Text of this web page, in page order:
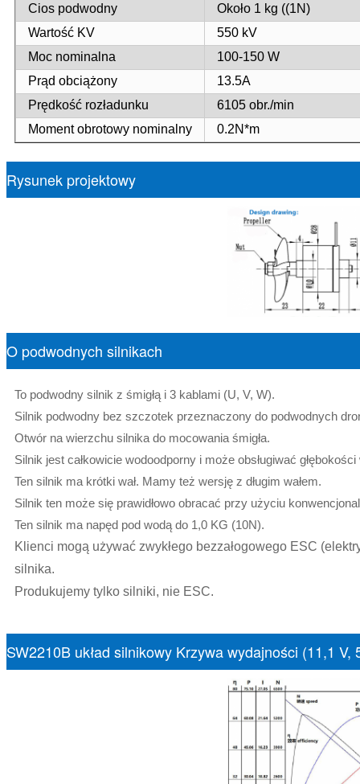
Cios podwodny
Około 1 kg ((1N)
Wartość KV
550 kV
Moc nominalna
100-150 W
Prąd obciążony
13.5A
Prędkość rozładunku
6105 obr./min
Moment obrotowy nominalny
0.2N*m
Rysunek projektowy
O podwodnych silnikach
To podwodny silnik z śmigłą i 3 kablami (U, V, W).
Silnik podwodny bez szczotek przeznaczony do podwodnych
Otwór na wierzchu silnika do mocowania śmigła.
Silnik jest całkowicie wodoodporny i może obsługiwać
Ten silnik ma krótki wał. Mamy też wersję z długim wałem.
Silnik ten może się prawidłowo obracać przy użyciu
Ten silnik ma napęd pod wodą do 1,0 KG (10N).
Klienci mogą używać zwykłego bezzałogowego ESC
silnika.
Produkujemy tylko silniki, nie ESC.
SW2210B układ silnikowy Krzywa wydajności (11,1 V,